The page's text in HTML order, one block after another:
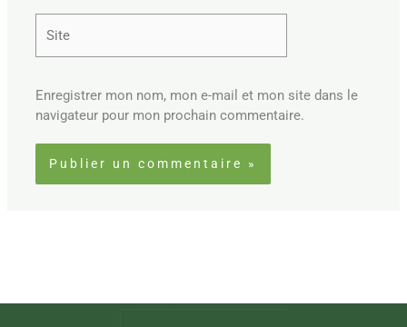
Enregistrer mon nom, mon e-mail et mon site dans le
navigateur pour mon prochain commentaire.